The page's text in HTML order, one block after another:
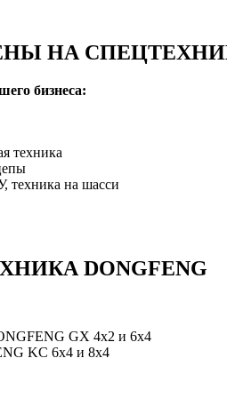
НА
бизнеса:
техника
техника на шасси
DONGFENG
GX 4х2 и 6х4
KC 6х4 и 8х4